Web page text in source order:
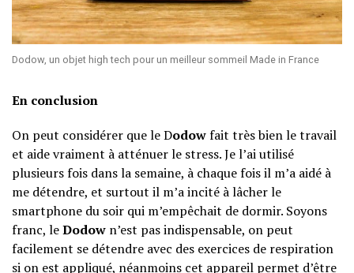
Dodow, un objet high tech pour un meilleur sommeil Made in France
En conclusion
On peut considérer que le Dodowfait très bien le travail
et aide vraiment à atténuer le stress. Je l’ai utilisé
plusieurs fois dans la semaine, à chaque fois il m’a aidé à
me détendre, et surtout il m’a incité à lâcher le
smartphone du soir qui m’empêchait de dormir. Soyons
franc, leDodow n’est pas indispensable, on peut
facilement se détendre avec des exercices de respiration
si on est appliqué, néanmoins cet appareil permet d’être